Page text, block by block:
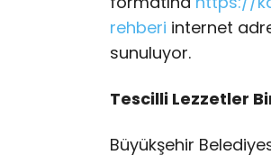
rehberi internet
sunuluyor.
Tescilli Lezzetler
Büyükşehir